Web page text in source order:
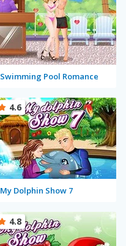
Swimming Pool Romance
My Dolphin Show 7
4.6
4.8